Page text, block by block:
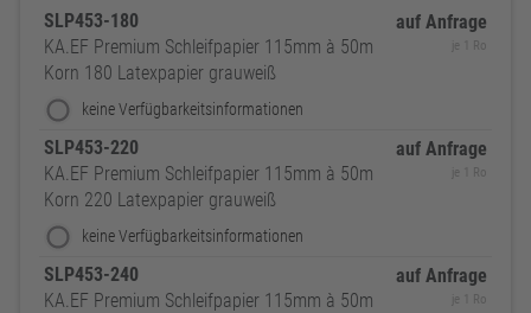
SLP453-180
KA.EF Premium Schleifpapier 115mm à 50m
Korn 180 Latexpapier grauweiß
keine Verfügbarkeitsinformationen
auf Anfrage
je 1 Ro
SLP453-220
KA.EF Premium Schleifpapier 115mm à 50m
Korn 220 Latexpapier grauweiß
keine Verfügbarkeitsinformationen
auf Anfrage
je 1 Ro
SLP453-240
KA.EF Premium Schleifpapier 115mm à 50m
auf Anfrage
je 1 Ro